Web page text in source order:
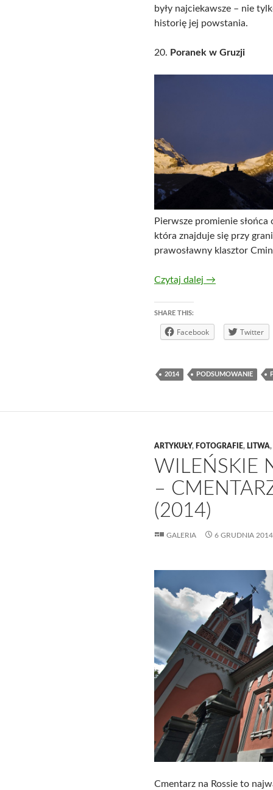
były najciekawsze – nie
historię jej powstania.
20. Poranek w Gruzji
Pierwsze promienie
która znajduje się przy
prawosławny klasztor
Czytaj dalej Rok 2014 –
→
SHARE THIS:
Facebook Twitter
2014 PODSUMOWANIE
ARTYKUŁY, FOTOGRAFIE, LITWA,
WILEŃSKIE
–
(2014)
GALERIA 6 GRUDNIA 2014
Cmentarz na Rossie to